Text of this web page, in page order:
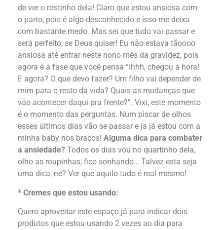
de ver o rostinho dela! Claro que estou ansiosa com
o parto, pois é algo desconhecido e isso me deixa
com bastante medo. Mas sei que tudo vai passar e
será perfeito, se Deus quiser! Eu não estava tãoooo
ansiosa até entrar neste nono mês da gravidez, pois
agora é a fase que você pensa “Ihhh, chegou a hora!
E agora? O que devo fazer? Um filho vai depender de
mim para o resto da vida? Quais as mudanças que
vão acontecer daqui pra frente?”. Vixi, este momento
é o momento das perguntas. Num piscar de olhos
esses últimos dias vão se passar e ja já estou com a
minha baby nos braços! Alguma dica para combater
a ansiedade? Todos os dias vou no quartinho dela,
olho as roupinhas, fico sonhando… Talvez esta seja
uma dica, né? Ver que aquilo tudo é real mesmo!
* Cremes que estou usando:
Quero aproveitar este espaço já para indicar dois
produtos que estou usando 2 vezes ao dia para